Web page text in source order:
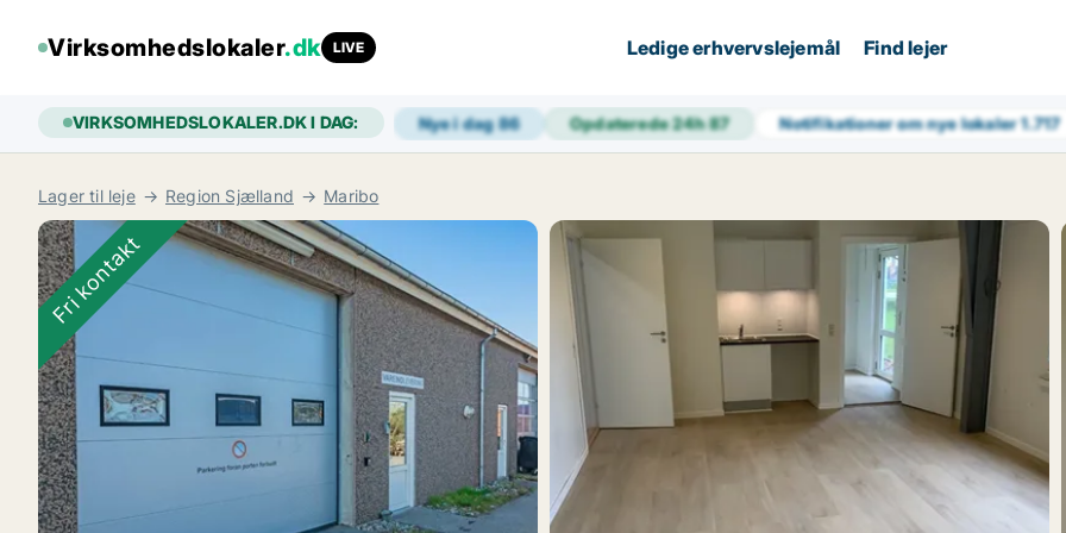
Virksomhedslokaler.dk LIVE Ledige erhvervslejemål Find lejer
VIRKSOMHEDSLOKALER.DK I DAG: Nye i dag86 Opdaterede 24h87 Notifikationer om nye lokaler1.717
Lager til leje Region Sjælland Maribo
Fri kontakt